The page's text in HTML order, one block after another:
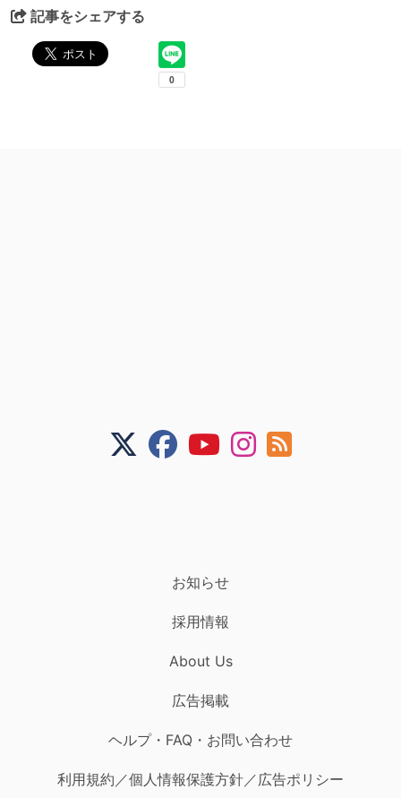
記事をシェアする
お知らせ
採用情報
About Us
広告掲載
ヘルプ・FAQ・お問い合わせ
利用規約／個人情報保護方針／広告ポリシー